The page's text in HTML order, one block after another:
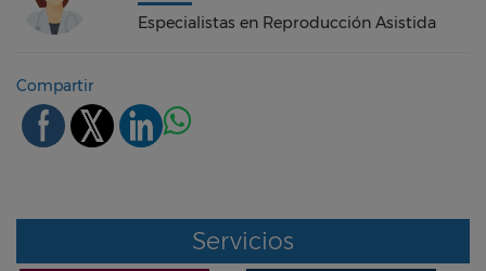
Especialistas en Reproducción Asistida
Compartir
Servicios